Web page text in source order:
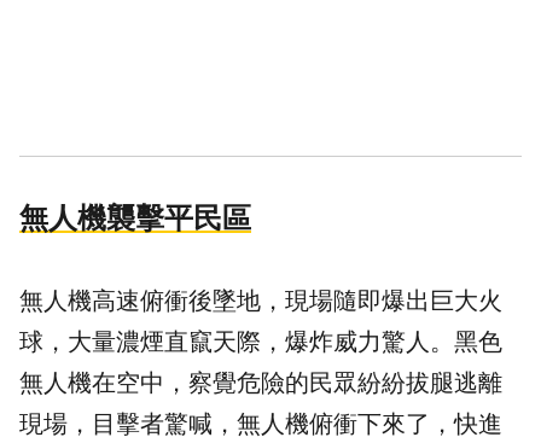
無人機襲擊平民區
無人機高速俯衝後墜地，現場隨即爆出巨大火
球，大量濃煙直竄天際，爆炸威力驚人。黑色
無人機在空中，察覺危險的民眾紛紛拔腿逃離
現場，目擊者驚喊，無人機俯衝下來了，快進